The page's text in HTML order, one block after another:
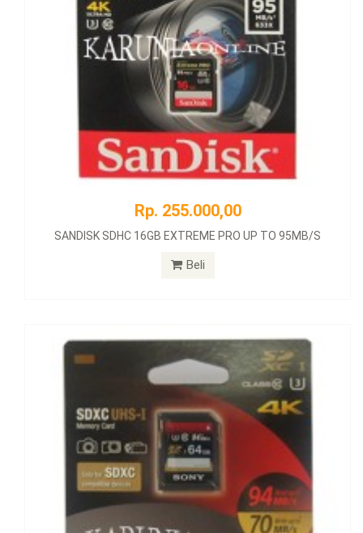
Rp. 255.000,00
SANDISK SDHC 16GB EXTREME PRO UP TO 95MB/S
Beli